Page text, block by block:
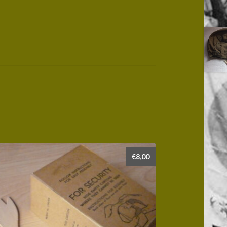
€8,00